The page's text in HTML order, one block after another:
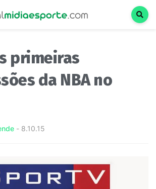
primeiras
da NBA no
- 8.10.15